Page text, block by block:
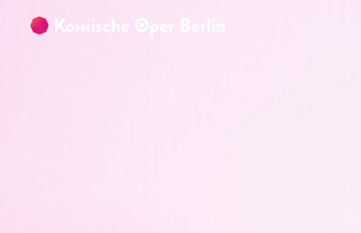
Zum Hauptinhalt springen Zum Footer springen